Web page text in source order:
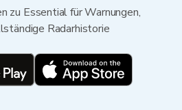
zu Essential für Warnungen,
Radarhistorie